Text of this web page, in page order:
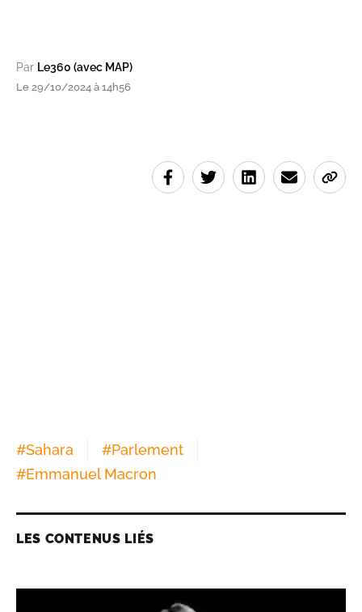
Par Le360 (avec MAP)
Le 29/10/2024 à 14h56
#Sahara #Parlement
#Emmanuel Macron
LES CONTENUS LIÉS